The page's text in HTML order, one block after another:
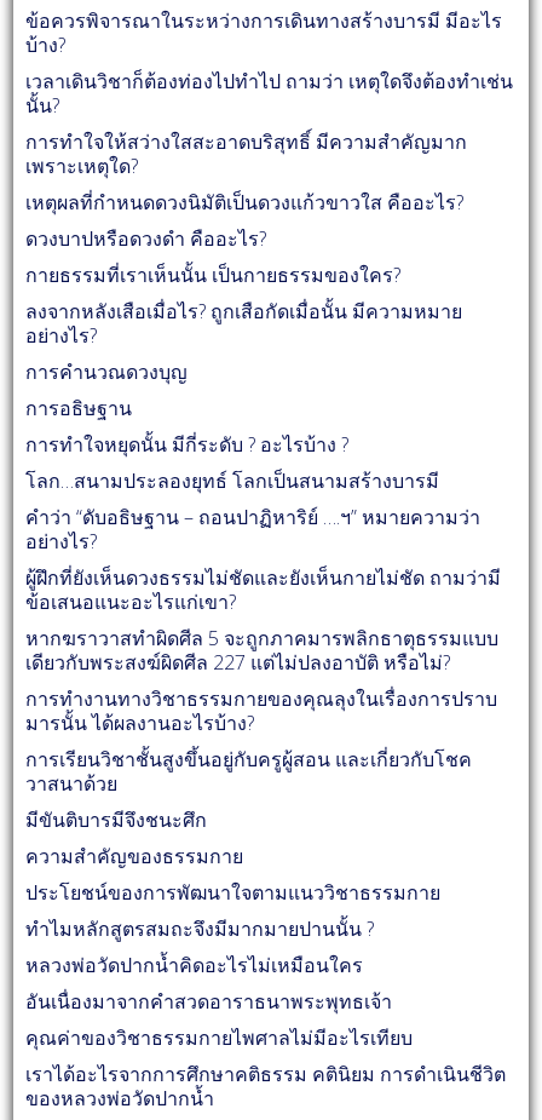
ข้อควรพิจารณาในระหว่างการเดินทางสร้างบารมี มีอะไร
บ้าง?
เวลาเดินวิชาก็ต้องท่องไปทำไป ถามว่า เหตุใดจึงต้องทำเช่น
นั้น?
การทำใจให้สว่างใสสะอาดบริสุทธิ์ มีความสำคัญมาก
เพราะเหตุใด?
เหตุผลที่กำหนดดวงนิมัติเป็นดวงแก้วขาวใส คืออะไร?
ดวงบาปหรือดวงดำ คืออะไร?
กายธรรมที่เราเห็นนั้น เป็นกายธรรมของใคร?
ลงจากหลังเสือเมื่อไร? ถูกเสือกัดเมื่อนั้น มีความหมาย
อย่างไร?
การคำนวณดวงบุญ
การอธิษฐาน
การทำใจหยุดนั้น มีกี่ระดับ ? อะไรบ้าง ?
โลก…สนามประลองยุทธ์ โลกเป็นสนามสร้างบารมี
คำว่า “ดับอธิษฐาน – ถอนปาฏิหาริย์ ….ฯ” หมายความว่า
อย่างไร?
ผู้ฝึกที่ยังเห็นดวงธรรมไม่ชัดและยังเห็นกายไม่ชัด ถามว่ามี
ข้อเสนอแนะอะไรแก่เขา?
หากฆราวาสทำผิดศีล 5 จะถูกภาคมารพลิกธาตุธรรมแบบ
เดียวกับพระสงฆ์ผิดศีล 227 แต่ไม่ปลงอาบัติ หรือไม่?
การทำงานทางวิชาธรรมกายของคุณลุงในเรื่องการปราบ
มารนั้น ได้ผลงานอะไรบ้าง?
การเรียนวิชาชั้นสูงขึ้นอยู่กับครูผู้สอน และเกี่ยวกับโชค
วาสนาด้วย
มีขันติบารมีจึงชนะศึก
ความสำคัญของธรรมกาย
ประโยชน์ของการพัฒนาใจตามแนววิชาธรรมกาย
ทำไมหลักสูตรสมถะจึงมีมากมายปานนั้น ?
หลวงพ่อวัดปากน้ำคิดอะไรไม่เหมือนใคร
อันเนื่องมาจากคำสวดอาราธนาพระพุทธเจ้า
คุณค่าของวิชาธรรมกายไพศาลไม่มีอะไรเทียบ
เราได้อะไรจากการศึกษาคติธรรม คตินิยม การดำเนินชีวิต
ของหลวงพ่อวัดปากน้ำ